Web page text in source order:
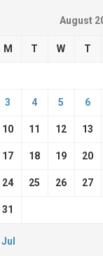
August
M T W T
3 4 5 6
10 11 12 13
17 18 19 20
24 25 26 27
31